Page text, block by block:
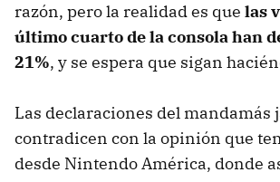
razón, pero la realidad es que las
último cuarto de la consola han
21%, y se espera que sigan
Las declaraciones del mandamás
contradicen con la opinión que
desde Nintendo América, donde